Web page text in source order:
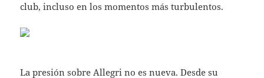
club, incluso en los momentos más turbulentos.
La presión sobre Allegri no es nueva. Desde su